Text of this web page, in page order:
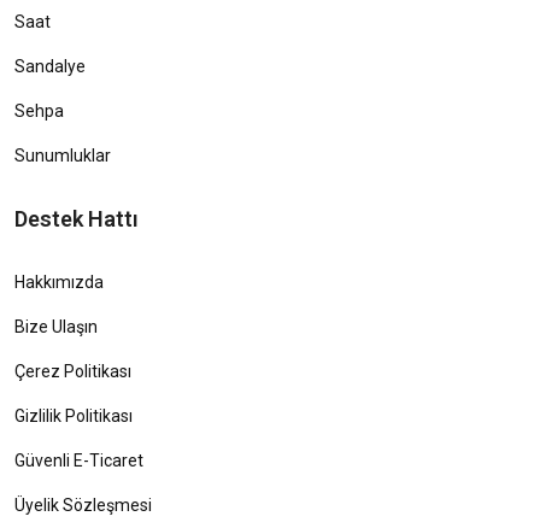
Saat
Sandalye
Sehpa
Sunumluklar
Destek Hattı
Hakkımızda
Bize Ulaşın
Çerez Politikası
Gizlilik Politikası
Güvenli E-Ticaret
Üyelik Sözleşmesi